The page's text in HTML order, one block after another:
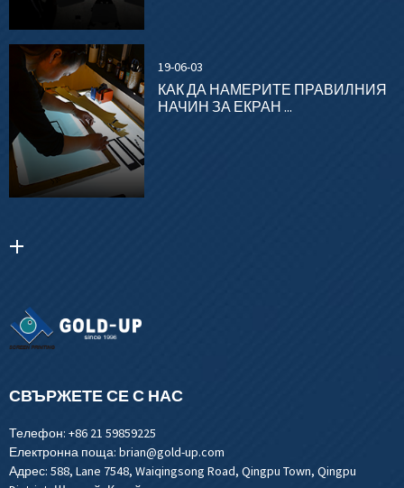
19-06-03
КАК ДА НАМЕРИТЕ ПРАВИЛНИЯ
НАЧИН ЗА ЕКРАН ...
СВЪРЖЕТЕ СЕ С НАС
Телефон: +86 21 59859225
Електронна поща: brian@gold-up.com
Адрес: 588, Lane 7548, Waiqingsong Road, Qingpu Town, Qingpu